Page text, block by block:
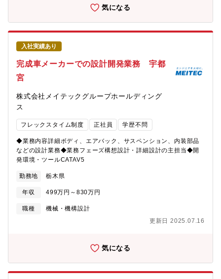
気になる
入社実績あり
完成車メーカーでの設計開発業務 宇都
宮
株式会社メイテックグループホールディング
ス
フレックスタイム制度 正社員 学歴不問
◆業務内容詳細ボディ、エアバック、サスペンション、内装部品
などの設計業務◆業務フェーズ構想設計・詳細設計の主担当◆開
発環境・ツールCATAV5
勤務地 栃木県
年収 499万円～830万円
職種
機械・機構設計
更新日 2025.07.16
気になる